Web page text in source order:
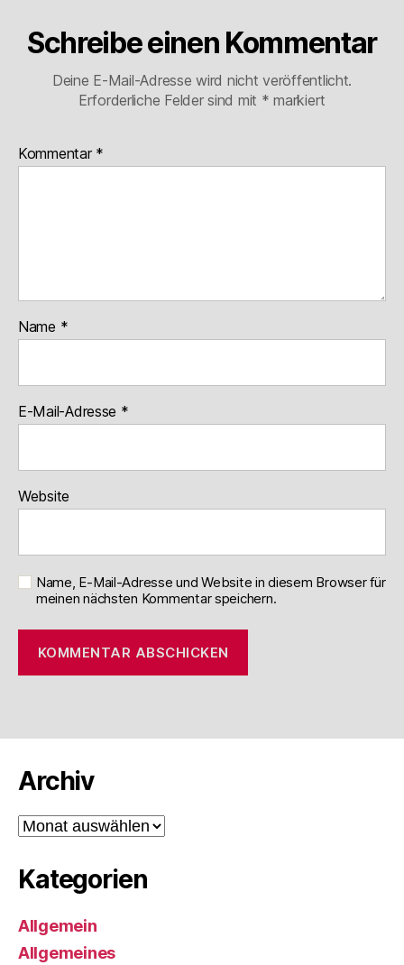
Schreibe einen Kommentar
Deine E-Mail-Adresse wird nicht veröffentlicht.
Erforderliche Felder sind mit * markiert
Kommentar *
Name *
E-Mail-Adresse *
Website
Name, E-Mail-Adresse und Website in diesem Browser für
meinen nächsten Kommentar speichern.
Archiv
Archiv
Kategorien
Allgemein
Allgemeines